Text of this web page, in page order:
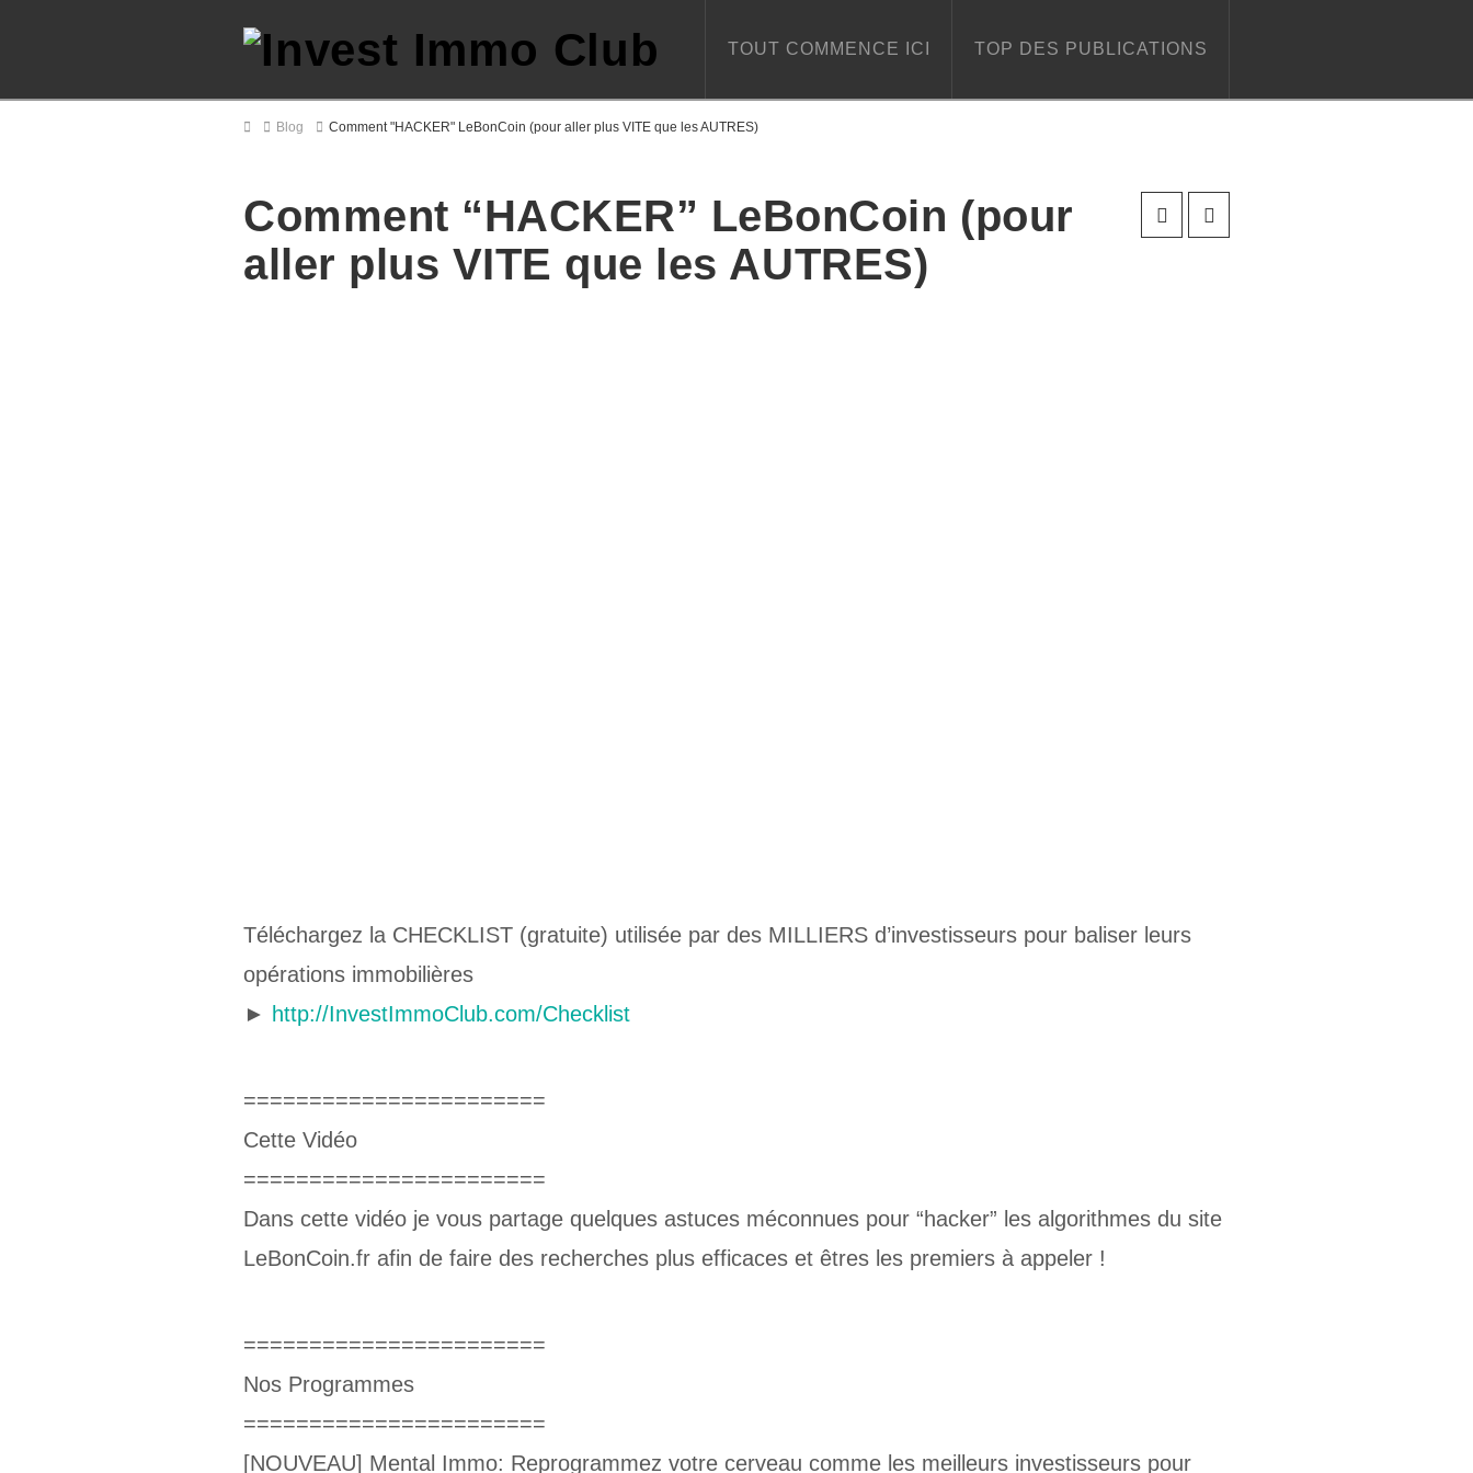
TOUT COMMENCE ICI TOP DES PUBLICATIONS
HomeBlog Comment "HACKER" LeBonCoin (pour aller plus VITE que les AUTRES)
Comment “HACKER” LeBonCoin (pour
aller plus VITE que les AUTRES)
Téléchargez la CHECKLIST (gratuite) utilisée par des MILLIERS d’investisseurs pour baliser leurs
opérations immobilières
► http://InvestImmoClub.com/Checklist
=======================
Cette Vidéo
=======================
Dans cette vidéo je vous partage quelques astuces méconnues pour “hacker” les algorithmes du site
LeBonCoin.fr afin de faire des recherches plus efficaces et êtres les premiers à appeler !
=======================
Nos Programmes
=======================
[NOUVEAU] Mental Immo: Reprogrammez votre cerveau comme les meilleurs investisseurs pour